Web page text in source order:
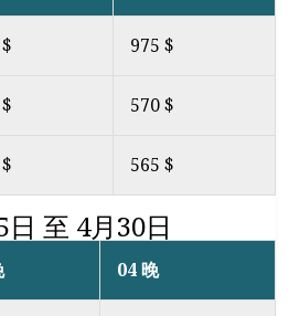
975 $
570 $
565 $
至 4月30日
04 晚